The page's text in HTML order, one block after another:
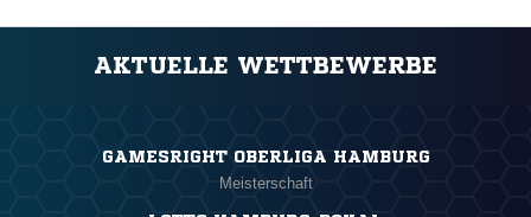
AKTUELLE WETTBEWERBE
GAMESRIGHT OBERLIGA HAMBURG
Meisterschaft